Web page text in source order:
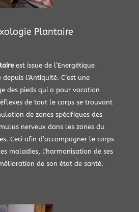
Plantaire
est issue de l’Energétique
l’Antiquité. C’est une
des pieds qui a pour vocation
de tout le corps se trouvant
de zones spécifiques des
nerveux dans les zones du
Ceci afin d’accompagner le corps
maladies, l’harmonisation de ses
de son état de santé.